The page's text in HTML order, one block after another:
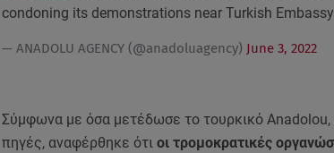
condoning its demonstrations near Turkish
— ANADOLU AGENCY (@anadoluagency) June 3, 2022
Σύμφωνα με όσα μετέδωσε το τουρκικό Anadolou,
πηγές, αναφέρθηκε ότι οι τρομοκρατικές